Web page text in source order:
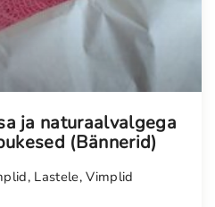
ja naturaalvalgega
(Bännerid)
, Lastele,Vimplid